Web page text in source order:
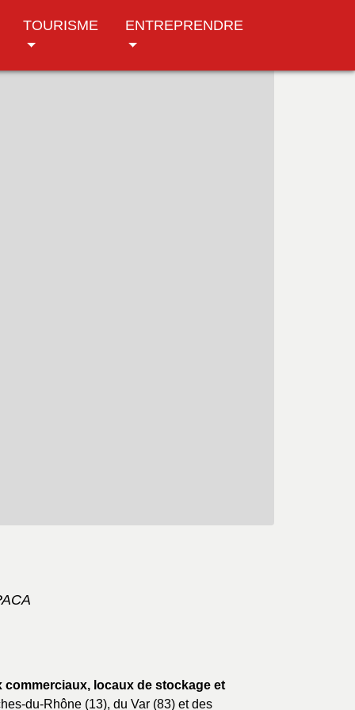
TOURISME ENTREPRENDRE
commerciaux, locaux de stockage et
du-Rhône (13), du Var (83) et des